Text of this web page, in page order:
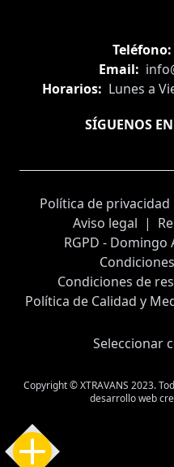
Teléfono:
Email:
Horarios: Lunes a
SÍGUENOS
Política de privacidad
Aviso legal |
RGPD - Domingo
Condiciones de
Política de Calidad y
Seleccionar
Copyright © XTRAVANS 2023.
desarrollo web